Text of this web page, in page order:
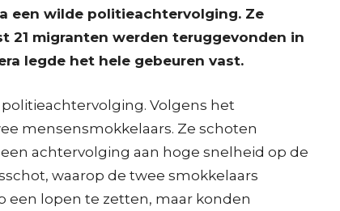
een wilde politieachtervolging. Ze
21 migranten werden teruggevonden in
legde het hele gebeuren vast.
Volgens het
mensensmokkelaars. Ze schoten
achtervolging aan hoge snelheid op de
waarop de twee smokkelaars
een lopen te zetten, maar konden